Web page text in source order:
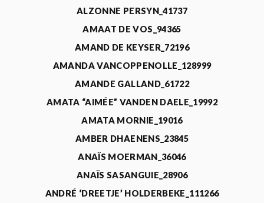
ALZONNE PERSYN_41737
AMAAT DE VOS_94365
AMAND DE KEYSER_72196
AMANDA VANCOPPENOLLE_128999
AMANDE GALLAND_61722
AMATA “AIMÉE” VANDEN DAELE_19992
AMATA MORNIE_19016
AMBER DHAENENS_23845
ANAÏS MOERMAN_36046
ANAÏS SASANGUIE_28906
ANDRÉ ‘DREETJE’ HOLDERBEKE_111266